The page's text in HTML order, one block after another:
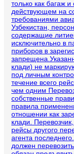
только как багаж
действующем на
требованиями
Узбекистан,
содержащие
исключительно в
приборов в
клади) не
под личным
течение всего
чем одним
собственные
правила
отношении как
клади.
рейсы другого
агента
должен